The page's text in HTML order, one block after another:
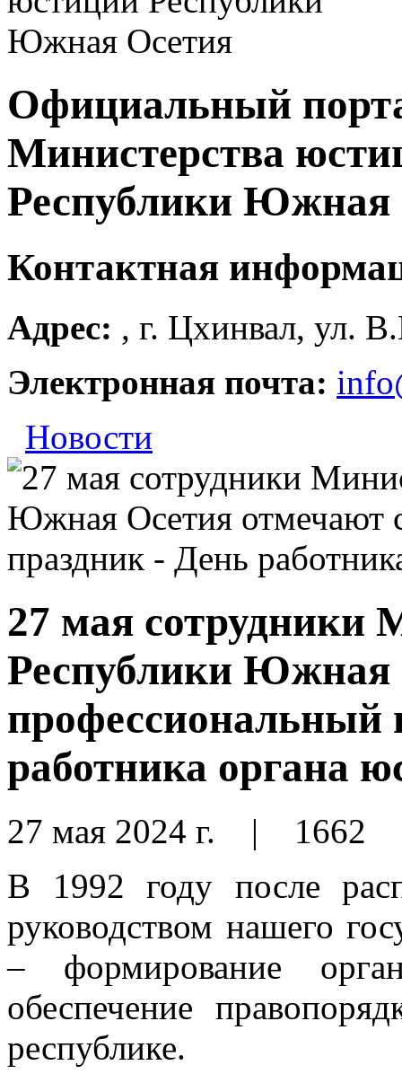
Официальный
Министерства
Республики Южная
Контактная
Адрес: , г. Цхинвал, ул.
Электронная почта:
Новости
27 мая сотрудники
Республики Южная
профессиональный
работника органа
27 мая 2024 г. | 1662
В 1992 году после
руководством нашего
– формирование
обеспечение
республике.